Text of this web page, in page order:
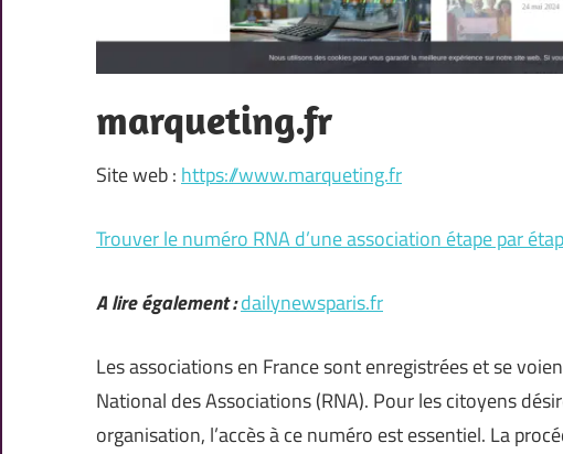
marqueting.fr
Site web : https://www.marqueting.fr
Trouver le numéro RNA d’une association étape par
A lire également :dailynewsparis.fr
Les associations en France sont enregistrées et se
National des Associations (RNA). Pour les citoyens
organisation, l’accès à ce numéro est essentiel. La